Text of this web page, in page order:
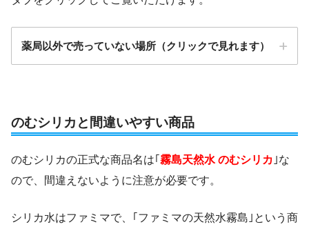
薬局以外で売っていない場所（クリックで見れます）
ファミマ
ローソン
セブンイレブン
のむシリカと間違いやすい商品
のむシリカの正式な商品名は｢ 霧島天然水 のむシリカ ｣な
ので、間違えないように注意が必要です。
シリカ水はファミマで、｢ファミマの天然水霧島｣という商